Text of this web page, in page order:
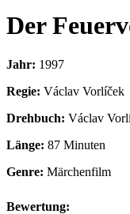
Der
Jahr: 1997
Regie: Václav Vorlíček
Drehbuch: Václav
Länge: 87 Minuten
Genre: Märchenfilm
Bewertung: